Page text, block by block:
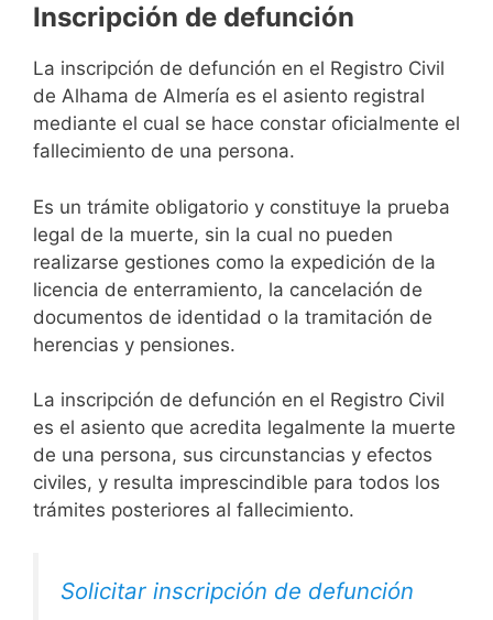
Inscripción de defunción
La inscripción de defunción en el Registro Civil
de Alhama de Almería es el asiento registral
mediante el cual se hace constar oficialmente el
fallecimiento de una persona.
Es un trámite obligatorio y constituye la prueba
legal de la muerte, sin la cual no pueden
realizarse gestiones como la expedición de la
licencia de enterramiento, la cancelación de
documentos de identidad o la tramitación de
herencias y pensiones.
La inscripción de defunción en el Registro Civil
es el asiento que acredita legalmente la muerte
de una persona, sus circunstancias y efectos
civiles, y resulta imprescindible para todos los
trámites posteriores al fallecimiento.
Solicitar inscripción de defunción